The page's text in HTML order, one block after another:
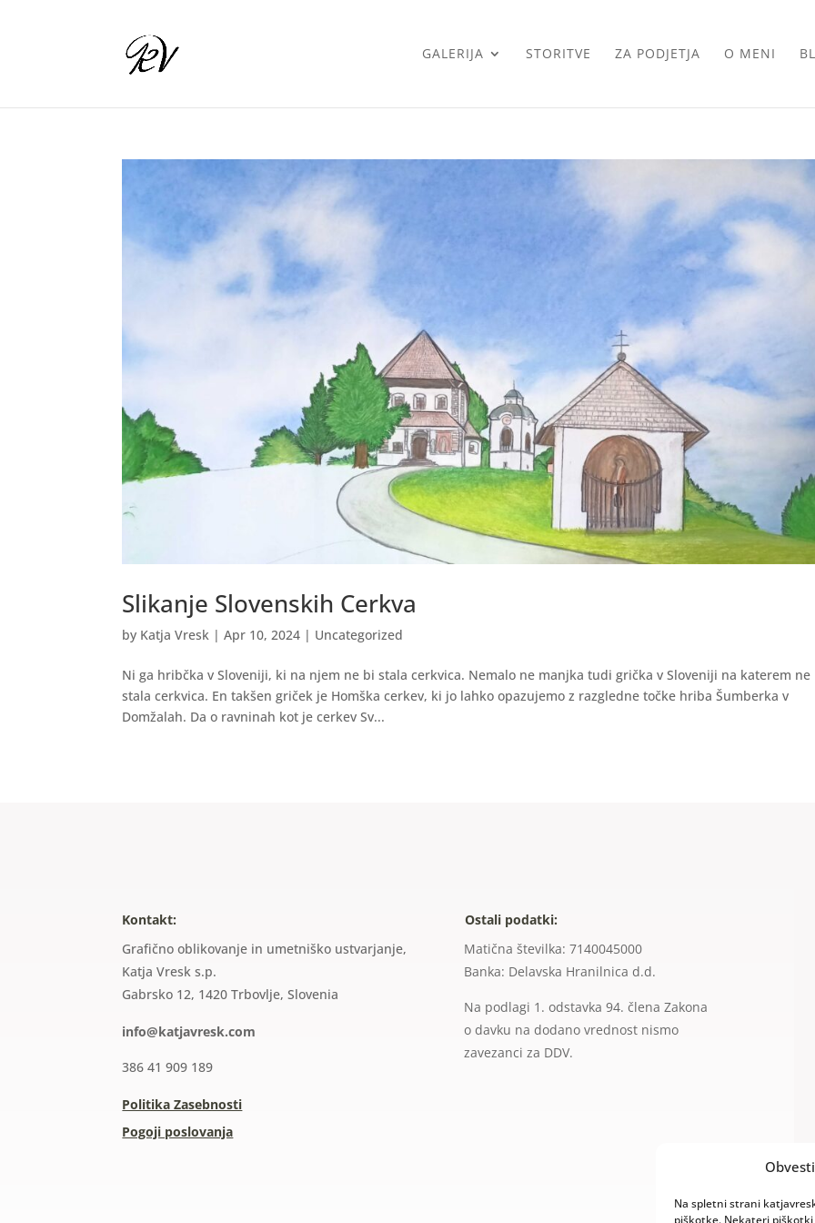
Na spletni strani
piškotke. Nekateri
GALERIJA STORITVE ZA PODJETJA O MENI
Slikanje Slovenskih Cerkva
by Katja Vresk |Apr 10, 2024 | Uncategorized
Ni ga hribčka v Sloveniji, ki na njem ne bi stala cerkvica. Nemalo ne manjka tudi grička v Sloveniji na katerem ne
stala cerkvica. En takšen griček je Homška cerkev, ki jo lahko opazujemo z razgledne točke hriba Šumberka v
Domžalah. Da o ravninah kot je cerkev Sv...
Kontakt:
Grafično oblikovanje in umetniško ustvarjanje,
Katja Vresk s.p.
Gabrsko 12, 1420 Trbovlje, Slovenia
info@katjavresk.com
386 41 909 189
Politika Zasebnosti
Pogoji poslovanja
Ostali podatki:
Matična številka: 7140045000
Banka: Delavska Hranilnica d.d.
Na podlagi 1. odstavka 94. člena Zakona
o davku na dodano vrednost nismo
zavezanci za DDV.